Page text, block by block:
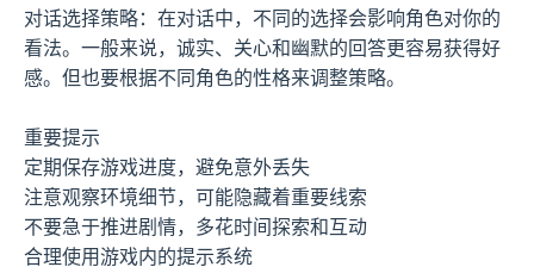
对话选择策略：在对话中，不同的选择会影响角色对你的
看法。一般来说，诚实、关心和幽默的回答更容易获得好
感。但也要根据不同角色的性格来调整策略。
重要提示
定期保存游戏进度，避免意外丢失
注意观察环境细节，可能隐藏着重要线索
不要急于推进剧情，多花时间探索和互动
合理使用游戏内的提示系统